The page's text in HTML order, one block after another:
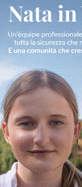
Cronaca 3 Agosto
Scomparso
Fiorentino
Levane nel
Cronaca 5 Agosto
Continuano le
Prefettura: “In
il 112”
Articolo precedente
Preliminare di Coppa